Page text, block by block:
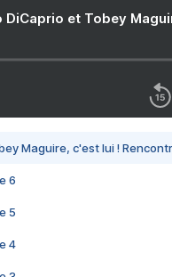
DiCaprio et Tobey
Maguire, c'est lui !
6
5
4